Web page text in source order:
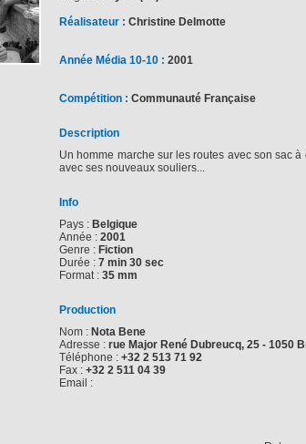
Réalisateur : Christine Delmotte
Année Média 10-10 : 2001
Compétition : Communauté Française
Description
Un homme marche sur les routes avec son sac
avec ses nouveaux souliers...
Info
Pays : Belgique
Année : 2001
Genre : Fiction
Durée : 7 min 30 sec
Format : 35 mm
Production
Nom : Nota Bene
Adresse : rue Major René Dubreucq, 25 - 1050
Téléphone : +32 2 513 71 92
Fax : +32 2 511 04 39
Email :